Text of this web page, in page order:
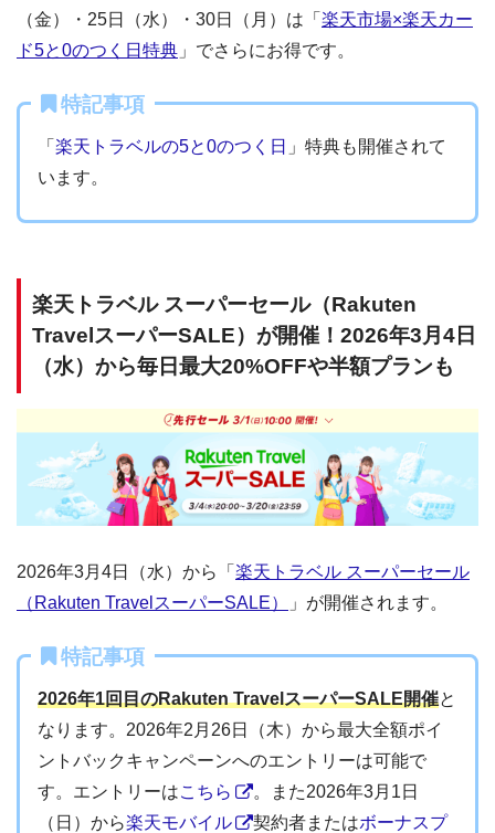
（金）・25日（水）・30日（月）は「 楽天市場×楽天カー
ド5と0のつく日特典 」でさらにお得です。
特記事項
「 楽天トラベルの5と0のつく日 」特典も開催されて
います。
楽天トラベル スーパーセール（Rakuten
TravelスーパーSALE）が開催！2026年3月4日
（水）から毎日最大20%OFFや半額プランも
2026年3月4日（水）から「 楽天トラベル スーパーセール
（Rakuten TravelスーパーSALE）
」が開催されます。
特記事項
2026年1回目のRakuten TravelスーパーSALE開催と
なります。2026年2月26日（木）から最大全額ポイ
ントバックキャンペーンへのエントリーは可能で
す。エントリーはこちら
。また2026年3月1日
（日）から楽天モバイル 契約者またはボーナスプ